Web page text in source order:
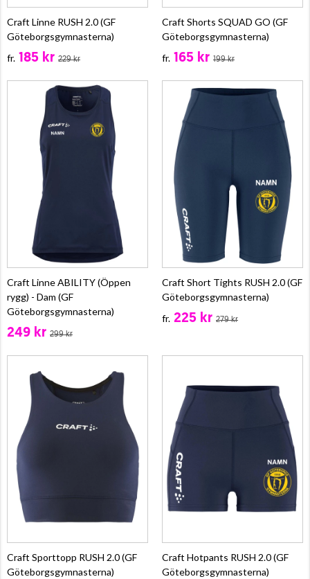
Craft Linne RUSH 2.0 (GF
Göteborgsgymnasterna)
fr. 185 kr 229 kr
Craft Shorts SQUAD GO (GF
Göteborgsgymnasterna)
fr. 165 kr 199 kr
Craft Linne ABILITY (Öppen
rygg) - Dam (GF
Göteborgsgymnasterna)
249 kr 299 kr
Craft Short Tights RUSH 2.0 (GF
Göteborgsgymnasterna)
fr. 225 kr 279 kr
Craft Sporttopp RUSH 2.0 (GF
Göteborgsgymnasterna)
Craft Hotpants RUSH 2.0 (GF
Göteborgsgymnasterna)